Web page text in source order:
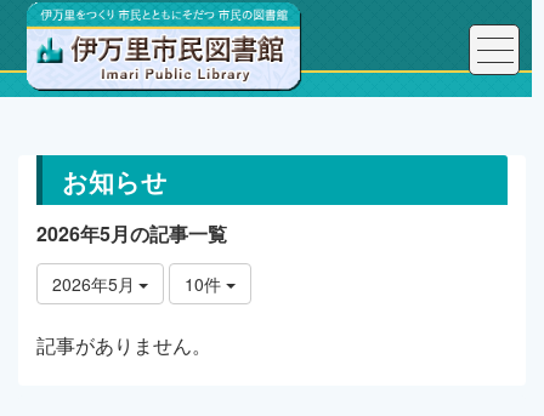
トップページ お知らせ
お知らせ
2026年5月の記事一覧
2026年5月 10件
記事がありません。